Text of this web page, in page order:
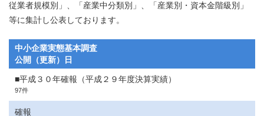
従業者規模別」、「産業中分類別」、「産業別・資本金階級別」
等に集計し公表しております。
中小企業実態基本調査
公開（更新）日
■平成３０年確報（平成２９年度決算実績）
97件
確報